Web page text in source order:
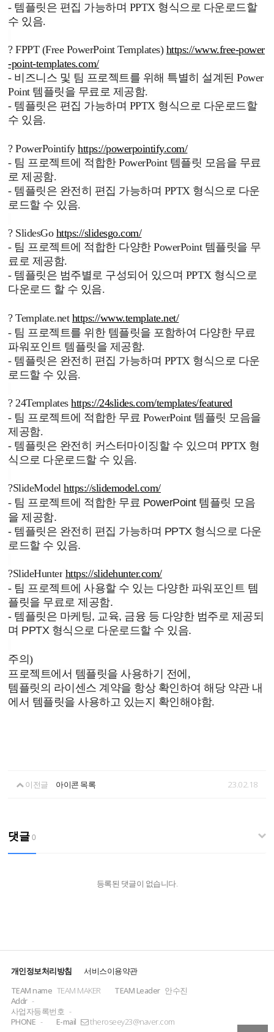
- 템플릿은 편집 가능하며 PPTX 형식으로 다운로드할
수 있음.
?FPPT (Free PowerPoint Templates) https://www.free-power
-point-templates.com/
- 비즈니스 및 팀 프로젝트를 위해 특별히 설계된 Power
Point 템플릿을 무료로 제공함.
- 템플릿은 편집 가능하며 PPTX 형식으로 다운로드할
수 있음.
?PowerPointifyhttps://powerpointify.com/
- 팀 프로젝트에 적합한 PowerPoint 템플릿 모음을 무료
로 제공함.
- 템플릿은 완전히 편집 가능하며 PPTX 형식으로 다운
로드할 수 있음.
? SlidesGo https://slidesgo.com/
- 팀 프로젝트에 적합한 다양한 PowerPoint 템플릿을 무
료로 제공함.
- 템플릿은 범주별로 구성되어 있으며 PPTX 형식으로
다운로드 할 수 있음.
?Template.net https://www.template.net/
- 팀 프로젝트를 위한 템플릿을 포함하여 다양한 무료
파워포인트 템플릿을 제공함.
- 템플릿은 완전히 편집 가능하며 PPTX 형식으로 다운
로드할 수 있음.
?24Templates https://24slides.com/templates/featured
- 팀 프로젝트에 적합한 무료 PowerPoint 템플릿 모음을
제공함.
- 템플릿은 완전히 커스터마이징할 수 있으며 PPTX 형
식으로 다운로드할 수 있음.
?SlideModelhttps://slidemodel.com/
- 팀 프로젝트에 적합한 무료 PowerPoint 템플릿 모음
을 제공함.
- 템플릿은 완전히 편집 가능하며 PPTX 형식으로 다운
로드할 수 있음.
?SlideHunter https://slidehunter.com/
- 팀 프로젝트에 사용할 수 있는 다양한 파워포인트 템
플릿을 무료로 제공함.
- 템플릿은 마케팅, 교육, 금융 등 다양한 범주로 제공되
며 PPTX 형식으로 다운로드할 수 있음.
주의)
프로젝트에서 템플릿을 사용하기 전에,
템플릿의 라이센스 계약을 항상 확인하여 해당 약관 내
에서 템플릿을 사용하고 있는지 확인해야함.
이전글 아이콘 목록 23.02.18
댓글 0
등록된 댓글이 없습니다.
개인정보처리방침
서비스이용약관
TEAM name TEAM MAKER TEAM Leader 안수진
Addr -
사업자등록번호 -
PHONE - E-mail theroseey23@naver.com